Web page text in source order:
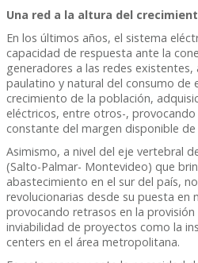
Una red a la altura del
En los últimos años, el sistema
capacidad de respuesta ante la
generadores a las redes
paulatino y natural del consumo de
crecimiento de la población,
eléctricos, entre otros-,
constante del margen disponible
Asimismo, a nivel del eje vertebral
(Salto-Palmar- Montevideo) que
abastecimiento en el sur del país,
revolucionarias desde su puesta en
provocando retrasos en la
inviabilidad de proyectos como la
centers en el área metropolitana.